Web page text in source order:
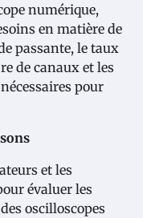
numérique,
en matière de
passante, le taux
de canaux et les
pour
et les
évaluer les
oscilloscopes